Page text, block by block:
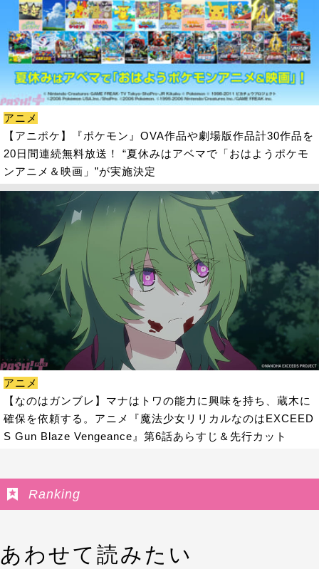
アニメ
【アニポケ】『ポケモン』OVA作品や劇場版作品計30作品を
20日間連続無料放送！ “夏休みはアベマで「おはようポケモ
ンアニメ＆映画」”が実施決定
アニメ
【なのはガンブレ】マナはトワの能力に興味を持ち、蔵木に
確保を依頼する。アニメ『魔法少女リリカルなのはEXCEED
S Gun Blaze Vengeance』第6話あらすじ＆先行カット
Ranking
あわせて読みたい